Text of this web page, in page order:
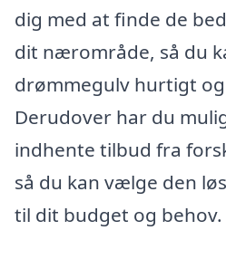
dig med at finde de
dit nærområde, så du
drømmegulv hurtigt
Derudover har du
indhente tilbud fra
så du kan vælge den
til dit budget og behov.